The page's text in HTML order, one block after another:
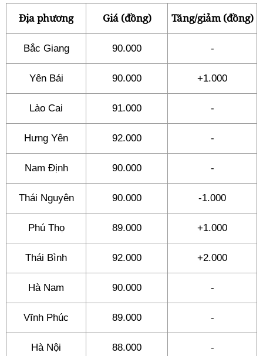
Địa phương Giá (đồng) Tăng/giảm (đồng)
Bắc Giang 90.000 -
Yên Bái 90.000 +1.000
Lào Cai 91.000 -
Hưng Yên 92.000 -
Nam Định 90.000 -
Thái Nguyên 90.000 -1.000
Phú Thọ 89.000 +1.000
Thái Bình 92.000 +2.000
Hà Nam 90.000 -
Vĩnh Phúc 89.000 -
Hà Nội 88.000 -